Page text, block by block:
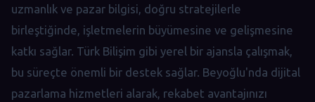
uzmanlık ve pazar bilgisi, doğru stratejilerle
birleştiğinde, işletmelerin büyümesine ve gelişmesine
katkı sağlar. Türk Bilişim gibi yerel bir ajansla çalışmak,
bu süreçte önemli bir destek sağlar. Beyoğlu'nda dijital
pazarlama hizmetleri alarak, rekabet avantajınızı